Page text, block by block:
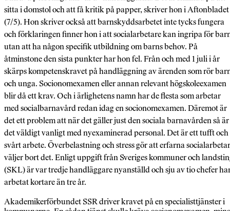
sitta i domstol och att få kritik på papper, skriver hon i Aftonbladet
(7/5). Hon skriver också att barnskyddsarbetet inte tycks fungera
och förklaringen finner hon i att socialarbetare kan ingripa för
utan att ha någon specifik utbildning om barns behov. På
åtminstone den sista punkter har hon fel. Från och med 1 juli i år
skärps kompetenskravet på handläggning av ärenden som rör
och unga. Socionomexamen eller annan relevant högskoleexamen
blir då ett krav. Och i ärlighetens namn har de flesta som arbetar
med socialbarnavård redan idag en socionomexamen. Däremot är
det ett problem att när det gäller just den sociala barnavården så är
det väldigt vanligt med nyexaminerad personal. Det är ett tufft och
svårt arbete. Överbelastning och stress gör att erfarna
väljer bort det. Enligt uppgift från Sveriges kommuner och
(SKL) är var tredje handläggare nyanställd och sju av tio chefer
arbetat kortare än tre år.
Akademikerförbundet SSR driver kravet på en specialisttjänster i